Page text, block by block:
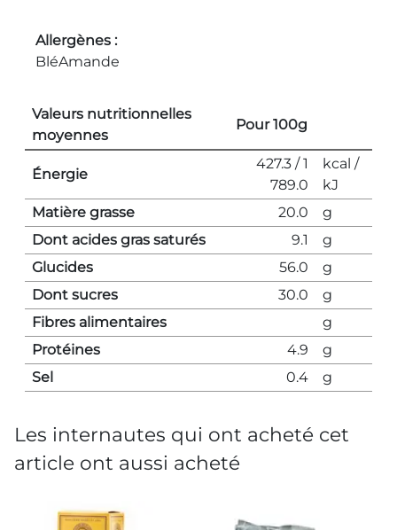
Allergènes
BléAmande
Valeurs nutritionnelles
moyennes
Pour 100g
Énergie
427.3 / 1
789.0
kcal /
kJ
Matière grasse
20.0
g
Dont acides gras saturés
9.1
g
Glucides
56.0
g
Dont sucres
30.0
g
Fibres alimentaires
g
Protéines
4.9
g
Sel
0.4 g
Les internautes qui ont acheté cet
article ont aussi acheté